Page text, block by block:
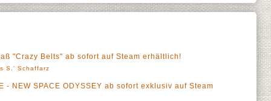
"Crazy Belts" ab sofort auf Steam erhältlich!
S.' Schaffarz
- NEW SPACE ODYSSEY ab sofort exklusiv auf Steam